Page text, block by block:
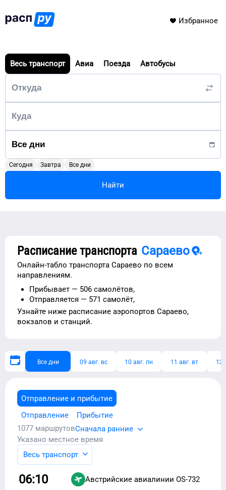
Избранное
Весь транспорт Авиа Поезда Автобусы
Сегодня Завтра Все дни
Найти
Расписание транспорта Сараево
Онлайн-табло транспорта Сараево по всем
направлениям.
Прибывает — 506 самолётов,
Отправляется — 571 самолёт,
Узнайте ниже расписание аэропортов Сараево,
вокзалов и станций.
Все дни 09 авг. вс 10 авг. пн 11 авг. вт 12
Отправление и прибытие
Отправление
Прибытие
1077 маршрутовСначала ранние
Указано местное время
Весь транспорт
06:10 Австрийские авиалинии OS-732